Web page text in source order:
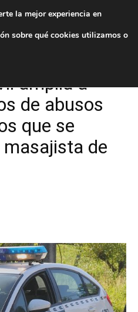
amplia a
de abusos
que se
de
la mejor experiencia en
sobre qué cookies utilizamos o